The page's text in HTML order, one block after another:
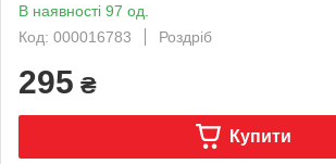
В наявності 97 од.
Код: 000016783
Роздріб
295 ₴
Купити